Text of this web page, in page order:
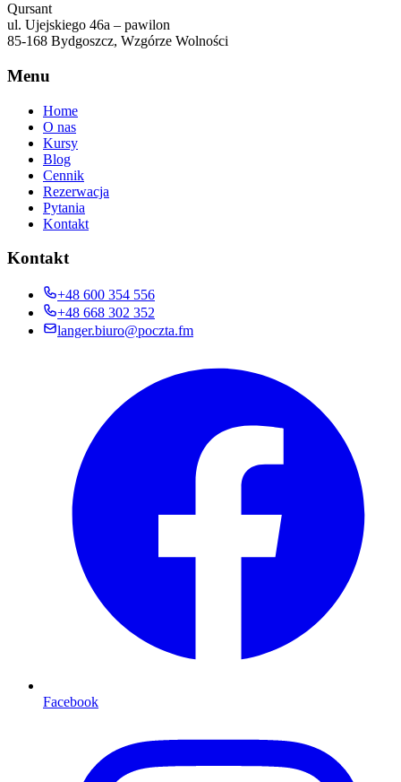
Qursant
ul. Ujejskiego 46a – pawilon
85-168 Bydgoszcz, Wzgórze Wolności
Menu
Home
O nas
Kursy
Blog
Cennik
Rezerwacja
Pytania
Kontakt
Kontakt
+48 600 354 556
+48 668 302 352
langer.biuro@poczta.fm
Facebook